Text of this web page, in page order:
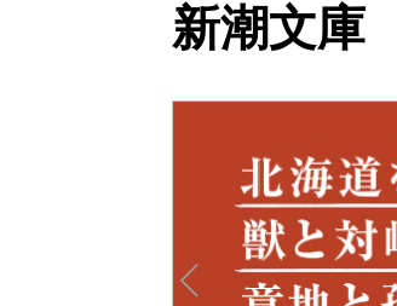
新潮文庫